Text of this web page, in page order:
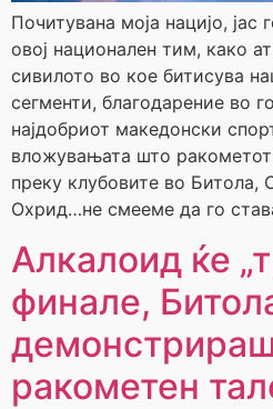
Почитувана моја нацијо,
овој национален тим, како
сивилото во кое битисува
сегменти, благодарение во
најдобриот македонски
вложувањата што
преку клубовите во Битола,
Охрид…не смееме да го
Алкалоид ќе
финале,
ракометен